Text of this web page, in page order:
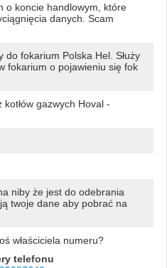
o koncie handlowym, które
danych. Scam
fokarium Polska Hel. Służy
fokarium o pojawieniu się fok
gazwych Hoval -
niby że jest do odebrania
twoje dane aby pobrać na
właściciela numeru?
telefonu